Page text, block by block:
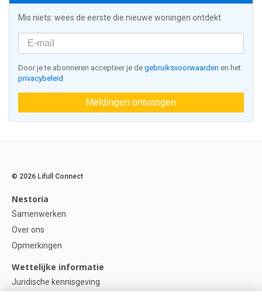
Mis niets: wees de eerste die nieuwe woningen ontdekt
Door je te abonneren accepteer je de gebruiksvoorwaarden en het
privacybeleid
Meldingen ontvangen
© 2026 Lifull Connect
Nestoria
Samenwerken
Over ons
Opmerkingen
Wettelijke informatie
Juridische kennisgeving